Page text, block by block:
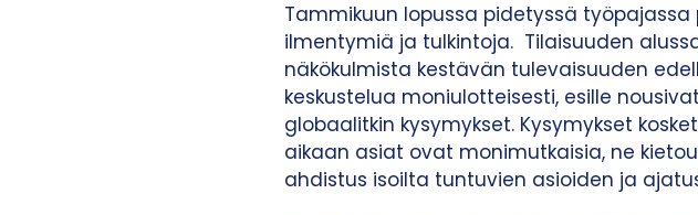
Tammikuun lopussa pidetyssä
ilmentymiä ja tulkintoja. Tilaisuuden
näkökulmista kestävän tulevaisuuden
keskustelua moniulotteisesti, esille
globaalitkin kysymykset. Kysymykset
aikaan asiat ovat monimutkaisia, ne
ahdistus isoilta tuntuvien asioiden ja